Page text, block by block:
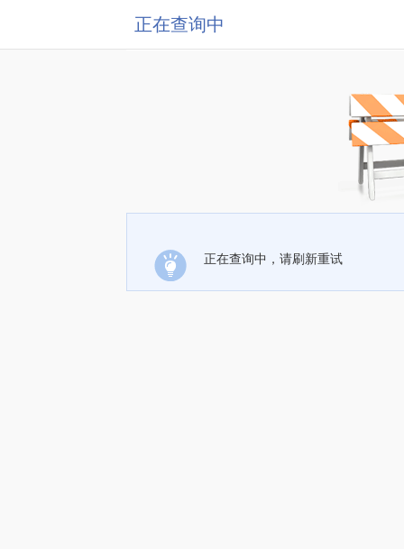
正在查询中
正在查询中，请刷新重试